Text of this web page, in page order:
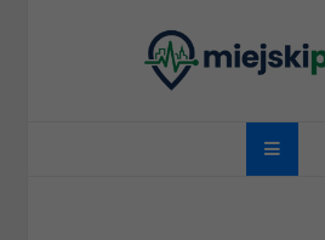
miejskipuls.pl